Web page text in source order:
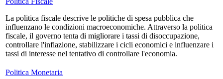
La politica fiscale descrive le politiche di spesa pubblica che
influenzano le condizioni macroeconomiche. Attraverso la politica
fiscale, il governo tenta di migliorare i tassi di disoccupazione,
controllare l'inflazione, stabilizzare i cicli economici e influenzare i
tassi di interesse nel tentativo di controllare l'economia.
Politica Monetaria